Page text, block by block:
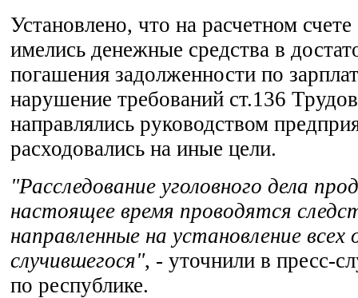
Установлено, что на расчетном
имелись денежные средства в
погашения задолженности по
нарушение требований ст.136
направлялись руководством
расходовались на иные цели.
"Расследование уголовного дела
настоящее время проводятся
направленные на установление
случившегося", - уточнили в
по республике.